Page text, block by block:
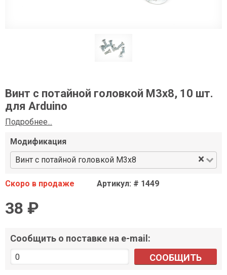
Винт с потайной головкой М3х8, 10 шт.
для Arduino
Подробнее...
Модификация
Винт с потайной головкой М3х8
×
Скоро в продаже Артикул: # 1449
38 ₽
Сообщить о поставке на e-mail:
СООБЩИТЬ